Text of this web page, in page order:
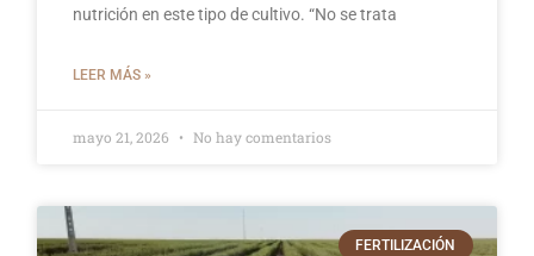
nutrición en este tipo de cultivo. “No se trata
LEER MÁS »
mayo 21, 2026 No hay comentarios
FERTILIZACIÓN